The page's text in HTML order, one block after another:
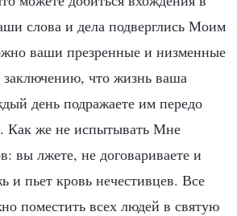
слова и дела подверглись Моим
ваши презренные и низменные
что жизнь ваша
день подражаете им передо
Как же не испытывать Мне
вы лжете, не договариваете и
и пьет кровь нечестивцев. Все
поместить всех людей в святую